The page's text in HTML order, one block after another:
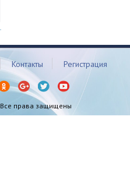
Контакты Регистрация
Все права защищены